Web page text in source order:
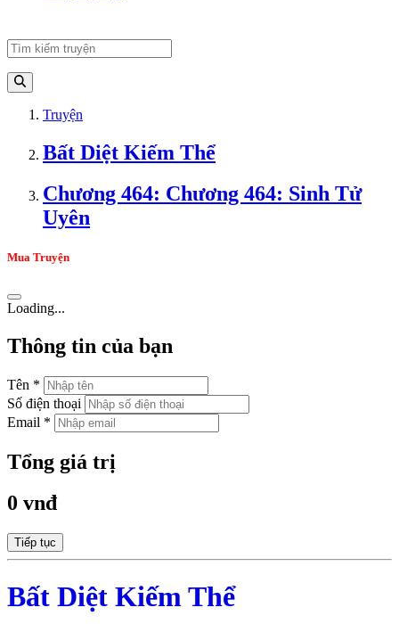
Truyện
Bất Diệt Kiếm Thể
Chương 464: Chương 464: Sinh Tử
Uyên
Mua Truyện
Loading...
Thông tin của bạn
Tên *
Số điện thoại
Email *
Tổng giá trị
0 vnđ
Tiếp tục
Bất Diệt Kiếm Thể